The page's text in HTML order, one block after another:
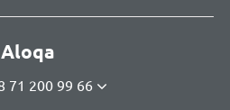
Aloqa
71 200 99 66